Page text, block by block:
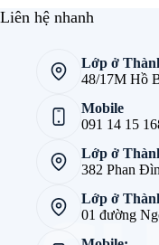
Liên hệ nhanh
Lớp ở
48/17M Hồ
Mobile
091 14 15
Lớp ở
382 Phan
Lớp ở
01 đường